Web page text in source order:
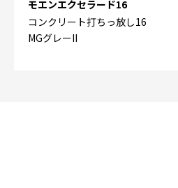
モエンエクセラード16
コンクリート打ちっ放し16
MGグレーII